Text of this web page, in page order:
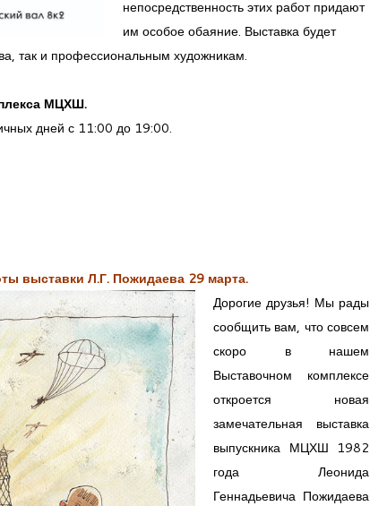
непосредственность этих работ придают
им особое обаяние. Выставка будет
так и профессиональным художникам.
МЦХШ.
дней с 11:00 до 19:00.
выставки Л.Г. Пожидаева 29 марта.
Дорогие друзья! Мы рады
сообщить вам, что совсем
скоро в нашем
Выставочном комплексе
откроется новая
замечательная выставка
выпускника МЦХШ 1982
года Леонида
Геннадьевича Пожидаева